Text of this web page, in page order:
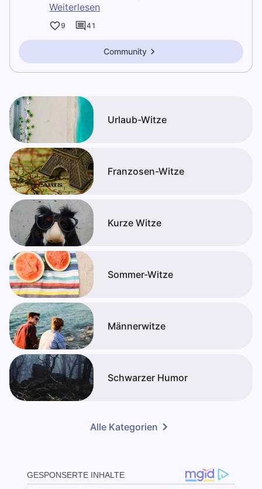
Weiterlesen
9 41
Community
Urlaub-Witze
Franzosen-Witze
Kurze Witze
Sommer-Witze
Männerwitze
Schwarzer Humor
Alle Kategorien